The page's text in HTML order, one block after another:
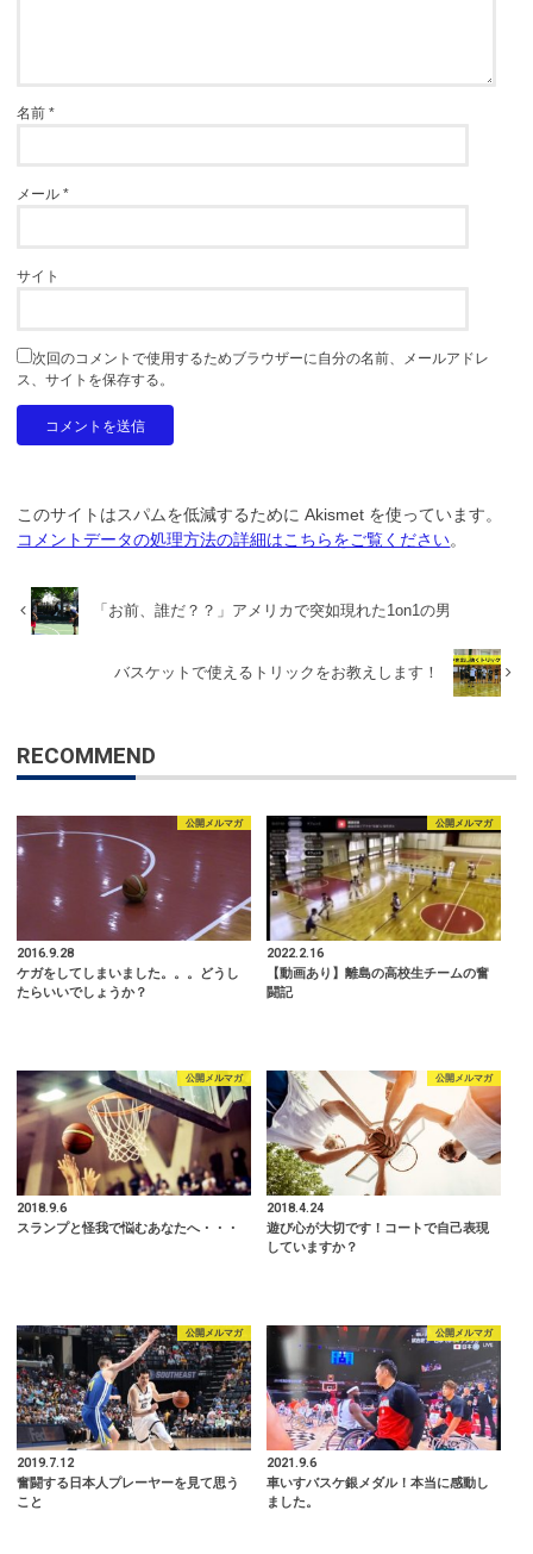
名前*
メール*
サイト
次回のコメントで使用するためブラウザーに自分の名前、メールアドレ
ス、サイトを保存する。
このサイトはスパムを低減するために Akismet を使っています。
コメントデータの処理方法の詳細はこちらをご覧ください。
「お前、誰だ？？」アメリカで突如現れた1on1の男
バスケットで使えるトリックをお教えします！
RECOMMEND
公開メルマガ
2016.9.28
ケガをしてしまいました。。。どうし
たらいいでしょうか？
公開メルマガ
2022.2.16
【動画あり】離島の高校生チームの奮
闘記
公開メルマガ
2018.9.6
スランプと怪我で悩むあなたへ・・・
公開メルマガ
2018.4.24
遊び心が大切です！コートで自己表現
していますか？
公開メルマガ
2019.7.12
奮闘する日本人プレーヤーを見て思う
こと
公開メルマガ
2021.9.6
車いすバスケ銀メダル！本当に感動し
ました。